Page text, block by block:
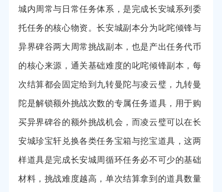
城内周常与日常任务体系，是完成长安城系列委
托任务的核心物资。长安城副本分为叱咤倾锋与
异界碑谷两大周常挑战副本，也是产出任务代币
的核心来源，通关基础难度的叱咤倾锋副本，每
次结算都会固定给到九转曼陀与凌云璧，九转曼
陀是解锁额外挑战次数的专属任务道具，用于购
买异界碑谷的额外挑战机会，而凌云璧可以在长
安城珍宝轩兑换各类任务宝箱与挖宝道具，这两
样道具是完成长安城周循环任务必不可少的基础
材料，挑战难度越高，单次结算拿到的道具数量